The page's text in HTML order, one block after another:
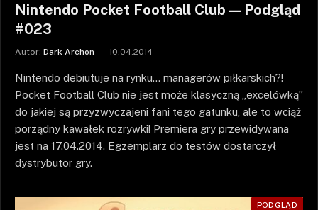
Nintendo Pocket Football Club — Podgląd
#023
Autor: Dark Archon 10.04.2014
Nintendo debiutuje na rynku… managerów piłkarskich?!
Pocket Football Club nie jest może klasyczną „excelówką”
do jakiej są przyzwyczajeni fani tego gatunku, ale to wciąż
porządny kawałek rozrywki! Premiera gry przewidywana
jest na 17.04.2014. Egzemplarz do testów dostarczył
dystrybutor gry.
PODGLĄD